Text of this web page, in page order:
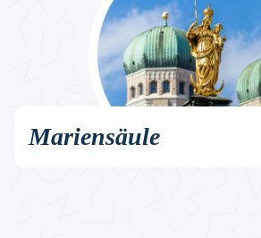
Mariensäule